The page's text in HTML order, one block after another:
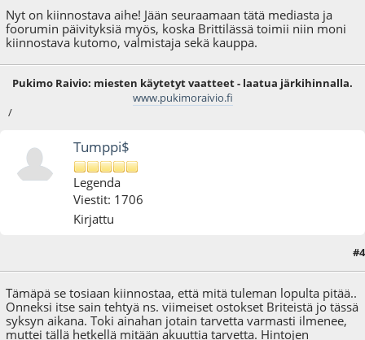
Nyt on kiinnostava aihe! Jään seuraamaan tätä mediasta ja
foorumin päivityksiä myös, koska Brittilässä toimii niin moni
kiinnostava kutomo, valmistaja sekä kauppa.
Pukimo Raivio: miesten käytetyt vaatteet - laatua järkihinnalla.
www.pukimoraivio.fi
/
Tumppi$
Legenda
Viestit: 1706
Kirjattu
#4
Tämäpä se tosiaan kiinnostaa, että mitä tuleman lopulta pitää..
Onneksi itse sain tehtyä ns. viimeiset ostokset Briteistä jo tässä
syksyn aikana. Toki ainahan jotain tarvetta varmasti ilmenee,
muttei tällä hetkellä mitään akuuttia tarvetta. Hintojen